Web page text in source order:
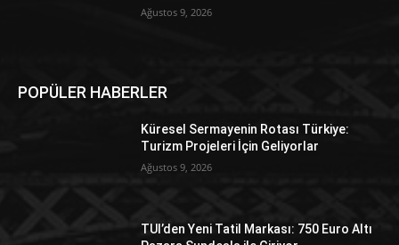
Ağustos 9, 2026
POPÜLER HABERLER
Küresel Sermayenin Rotası Türkiye:
Turizm Projeleri İçin Geliyorlar
Ağustos 9, 2026
TUI’den Yeni Tatil Markası: 750 Euro Altı